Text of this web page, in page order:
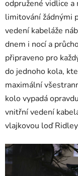
odpružené vidlice
limitování žádnými
vedení kabeláže
dnem i nocí a
připraveno pro
do jednoho kola,
maximální
kolo vypadá
vnitřní vedení
vlajkovou loď